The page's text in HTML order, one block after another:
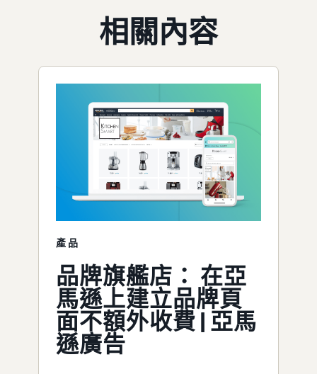
相關內容
產品
品牌旗艦店： 在亞
馬遜上建立品牌頁
面不額外收費 | 亞馬
遜廣告